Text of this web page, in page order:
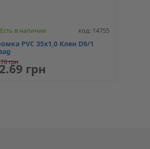
Есть в наличии код: 14755
PVC 35x1,0 Клен D9/1
грн грн